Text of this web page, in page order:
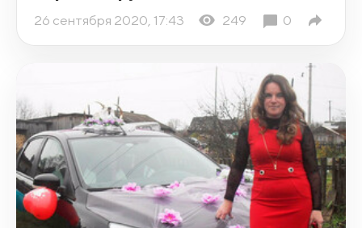
26 сентября 2020, 17:43 249 0